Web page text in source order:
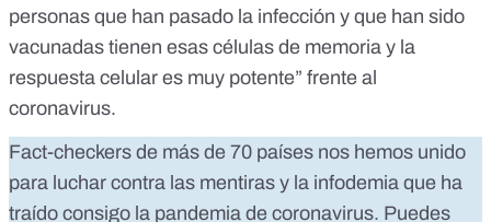
personas que han pasado la infección y que han sido
vacunadas tienen esas células de memoria y la
respuesta celular es muy potente” frente al
coronavirus.
Fact-checkers de más de 70 países nos hemos unido
para luchar contra las mentiras y la infodemia que ha
traído consigo la pandemia de coronavirus. Puedes